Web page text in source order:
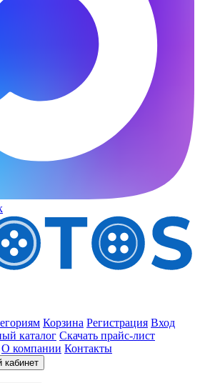
Корзина Регистрация Вход
каталог Скачать прайс-лист
О компании Контакты
кабинет